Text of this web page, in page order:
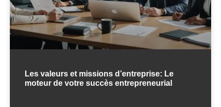
Les valeurs et missions d’entreprise: Le
moteur de votre succès entrepreneurial